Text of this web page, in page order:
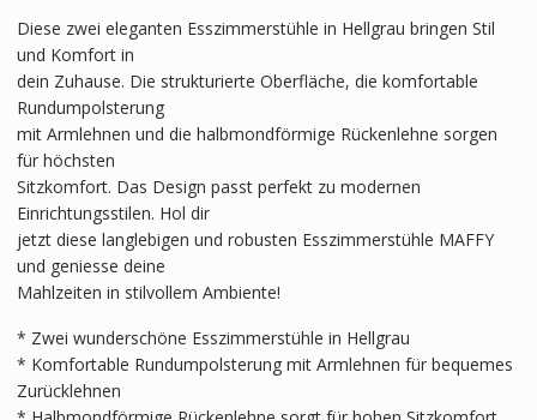
Diese zwei eleganten Esszimmerstühle in Hellgrau bringen Stil
und Komfort in
dein Zuhause. Die strukturierte Oberfläche, die komfortable
Rundumpolsterung
mit Armlehnen und die halbmondförmige Rückenlehne sorgen
für höchsten
Sitzkomfort. Das Design passt perfekt zu modernen
Einrichtungsstilen. Hol dir
jetzt diese langlebigen und robusten Esszimmerstühle MAFFY
und geniesse deine
Mahlzeiten in stilvollem Ambiente!
* Zwei wunderschöne Esszimmerstühle in Hellgrau
* Komfortable Rundumpolsterung mit Armlehnen für bequemes
Zurücklehnen